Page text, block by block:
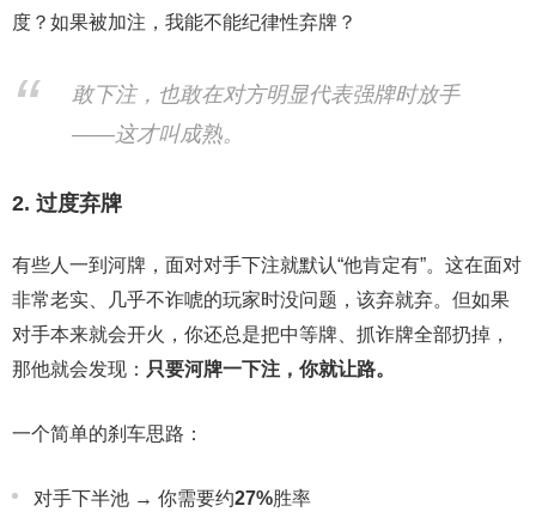
度？如果被加注，我能不能纪律性弃牌？
敢下注，也敢在对方明显代表强牌时放手
——这才叫成熟。
2. 过度弃牌
有些人一到河牌，面对对手下注就默认“他肯定有”。这在面对
非常老实、几乎不诈唬的玩家时没问题，该弃就弃。但如果
对手本来就会开火，你还总是把中等牌、抓诈牌全部扔掉，
那他就会发现： 只要河牌一下注，你就让路。
一个简单的刹车思路：
对手下半池 → 你需要约27%胜率